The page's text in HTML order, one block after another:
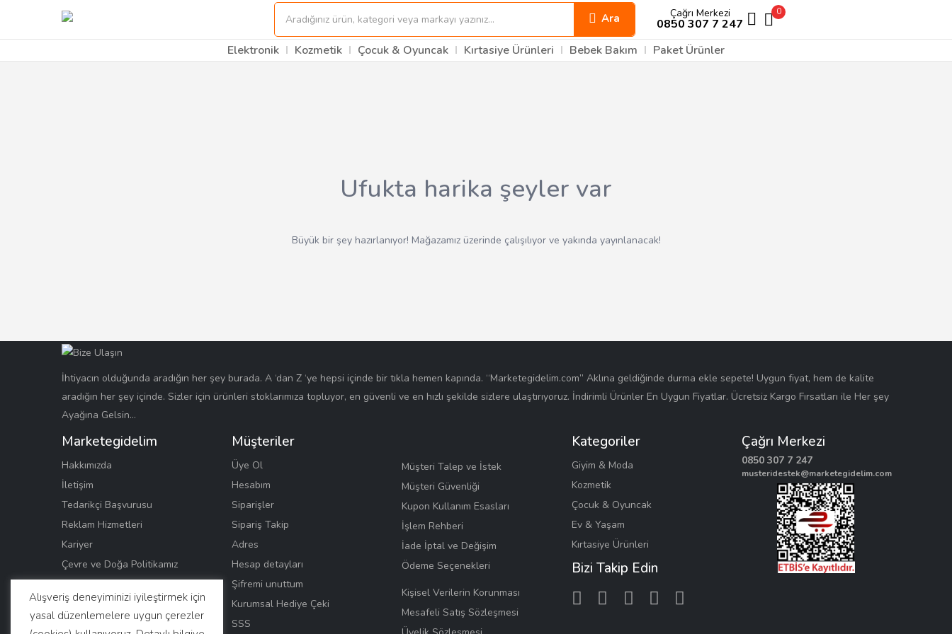
Ara Çağrı Merkezi
0850 307 7 247
0
Elektronik Kozmetik Çocuk & Oyuncak Kırtasiye Ürünleri Bebek Bakım Paket Ürünler
Ufukta harika şeyler var
Büyük bir şey hazırlanıyor! Mağazamız üzerinde çalışılıyor ve yakında yayınlanacak!
İhtiyacın olduğunda aradığın her şey burada. A ‘dan Z ‘ye hepsi içinde bir tıkla hemen kapında. “Marketegidelim.com” Aklına geldiğinde durma ekle sepete! Uygun fiyat, hem de kalite
aradığın her şey içinde. Sizler için ürünleri stoklarımıza topluyor, en güvenli ve en hızlı şekilde sizlere ulaştırıyoruz. İndirimli Ürünler En Uygun Fiyatlar. Ücretsiz Kargo Fırsatları ile Her şey
Ayağına Gelsin…
Marketegidelim
Hakkımızda
İletişim
Tedarikçi Başvurusu
Reklam Hizmetleri
Kariyer
Çevre ve Doğa Politikamız
Kadın Gücü
Eğitim ve Çocuk
Kurumsal E-Hafıza
Müşteriler
Üye Ol
Hesabım
Siparişler
Sipariş Takip
Adres
Hesap detayları
Şifremi unuttum
Kurumsal Hediye Çeki
SSS
Müşteri Talep ve İstek
Müşteri Güvenliği
Kupon Kullanım Esasları
İşlem Rehberi
İade İptal ve Değişim
Ödeme Seçenekleri
Kişisel Verilerin Korunması
Mesafeli Satış Sözleşmesi
Kategoriler
Giyim & Moda
Kozmetik
Çocuk & Oyuncak
Ev & Yaşam
Kırtasiye Ürünleri
Bizi Takip Edin
Çağrı Merkezi
0850 307 7 247
musteridestek@marketegidelim.com
Alışveriş deneyiminizi iyileştirmek için
yasal düzenlemelere uygun çerezler